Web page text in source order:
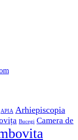
Opens
APIA Arhiepiscopia
Bucegi Camera de